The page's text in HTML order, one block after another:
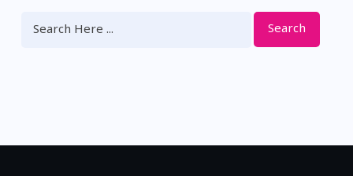
Search